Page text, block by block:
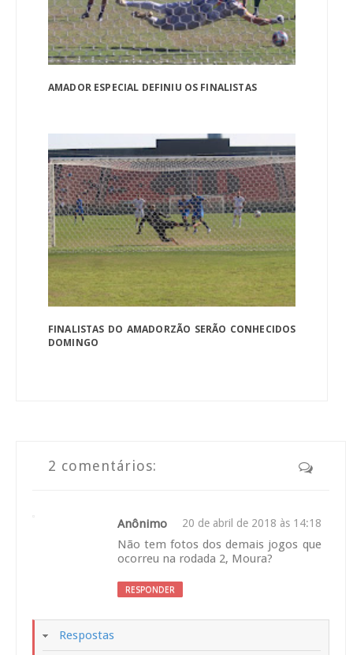
AMADOR ESPECIAL DEFINIU OS FINALISTAS
FINALISTAS DO AMADORZÃO SERÃO CONHECIDOS
DOMINGO
2 comentários:
Anônimo 20 de abril de 2018 às 14:18
Não tem fotos dos demais jogos que
ocorreu na rodada 2, Moura?
RESPONDER
Respostas